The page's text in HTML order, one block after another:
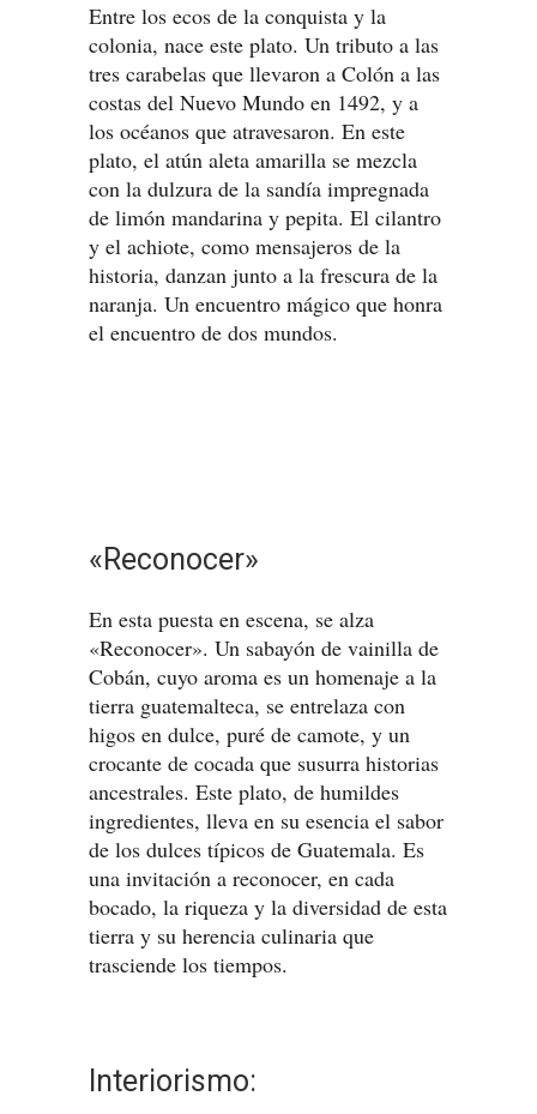
Entre los ecos de la conquista y la
colonia, nace este plato. Un tributo a las
tres carabelas que llevaron a Colón a las
costas del Nuevo Mundo en 1492, y a
los océanos que atravesaron. En este
plato, el atún aleta amarilla se mezcla
con la dulzura de la sandía impregnada
de limón mandarina y pepita. El cilantro
y el achiote, como mensajeros de la
historia, danzan junto a la frescura de la
naranja. Un encuentro mágico que honra
el encuentro de dos mundos.
«Reconocer»
En esta puesta en escena, se alza
«Reconocer». Un sabayón de vainilla de
Cobán, cuyo aroma es un homenaje a la
tierra guatemalteca, se entrelaza con
higos en dulce, puré de camote, y un
crocante de cocada que susurra historias
ancestrales. Este plato, de humildes
ingredientes, lleva en su esencia el sabor
de los dulces típicos de Guatemala. Es
una invitación a reconocer, en cada
bocado, la riqueza y la diversidad de esta
tierra y su herencia culinaria que
trasciende los tiempos.
Interiorismo: